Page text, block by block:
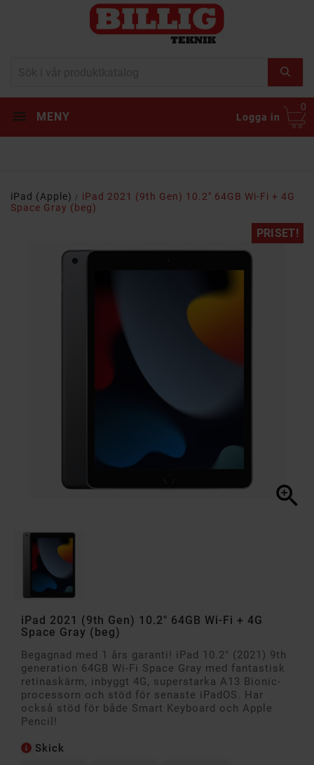
MENY Logga in
0
iPad (Apple)
iPad 2021 (9th Gen) 10.2" 64GB Wi-Fi + 4G
Space Gray (beg)
PRISET!

iPad 2021 (9th Gen) 10.2" 64GB Wi-Fi + 4G
Space Gray (beg)
Begagnad med 1 års garanti! iPad 10.2" (2021) 9th
generation 64GB Wi-Fi Space Gray med fantastisk
retinaskärm, inbyggt 4G, superstarka A13 Bionic-
processorn och stöd för senaste iPadOS. Har
också stöd för både Smart Keyboard och Apple
Pencil!
Skick